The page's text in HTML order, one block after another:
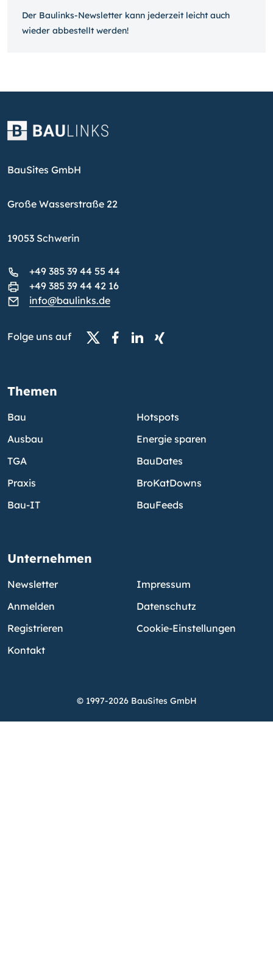
Der Baulinks-Newsletter kann jeder­zeit leicht auch
wieder ab­bestellt werden!
BauSites GmbH
Große Wasserstraße 22
19053 Schwerin
+49 385 39 44 55 44
+49 385 39 44 42 16
info@baulinks.de
Folge uns auf
Themen
Bau
Ausbau
TGA
Praxis
Bau-IT
Hotspots
Energie sparen
BauDates
BroKatDowns
BauFeeds
Unternehmen
Newsletter
Anmelden
Registrieren
Kontakt
Impressum
Datenschutz
Cookie-Einstellungen
© 1997-2026 BauSites GmbH